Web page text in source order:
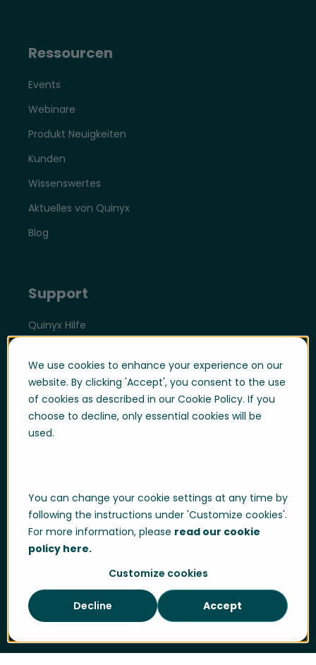
We use cookies to enhance your experience on our
website. By clicking 'Accept', you consent to the use
of cookies as described in our Cookie Policy. If you
choose to decline, only essential cookies will be
used.
You can change your cookie settings at any time by
following the instructions under 'Customize cookies'.
For more information, please read our cookie
policy here.
Customize cookies
Accept
Decline
Ressourcen
Events
Webinare
Produkt Neuigkeiten
Kunden
Wissenswertes
Aktuelles von Quinyx
Blog
Support
Quinyx Hilfe
Whistle blowing
Trust Center
Data Privacy